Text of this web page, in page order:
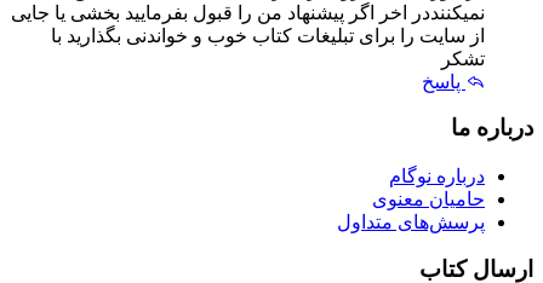
نمیکننددر اخر اگر پیشنهاد من را قبول بفرمایید بخشی یا جایی
از سایت را برای تبلیغات کتاب خوب و خواندنی بگذارید با
تشکر
پاسخ
درباره ما
درباره نوگام
حامیان معنوی
پرسش‌های متداول
ارسال کتاب